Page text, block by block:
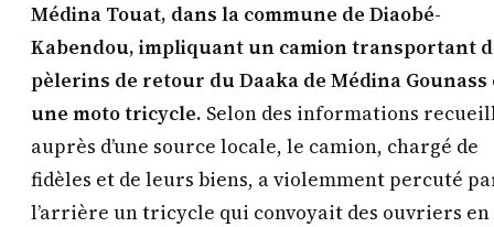
Médina Touat, dans la commune de Diaobé-
Kabendou, impliquant un camion transportant
pèlerins de retour du Daaka de Médina Gounass
une moto tricycle. Selon des informations
auprès d’une source locale, le camion, chargé de
fidèles et de leurs biens, a violemment percuté
l’arrière un tricycle qui convoyait des ouvriers en